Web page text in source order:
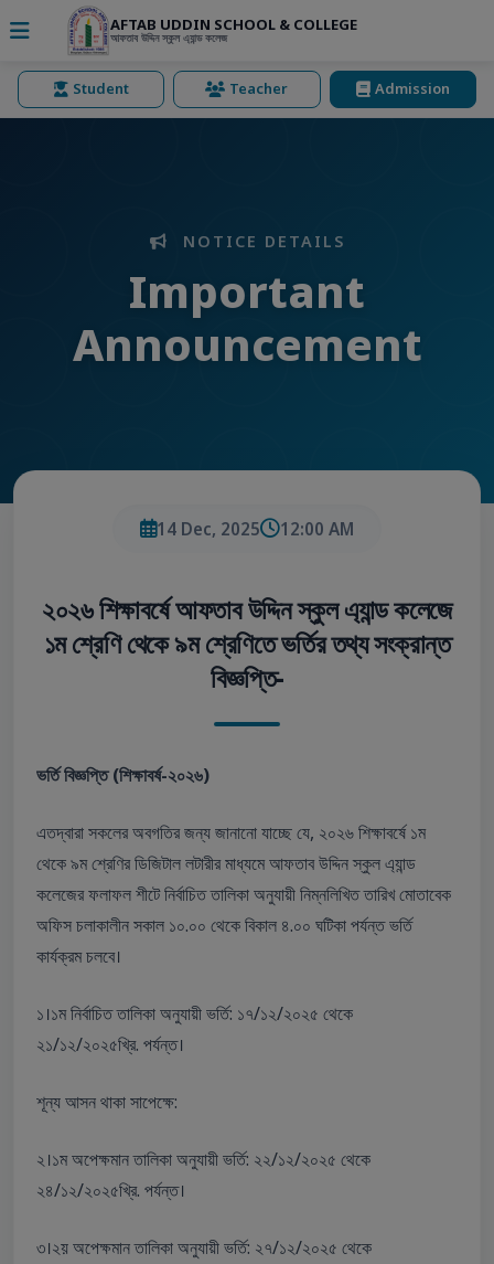
AFTAB UDDIN SCHOOL & COLLEGE
আফতাব উদ্দিন স্কুল এ্যান্ড কলেজ
Student Teacher Admission
NOTICE DETAILS
Important
Announcement
14 Dec, 2025 12:00 AM
২০২৬ শিক্ষাবর্ষে আফতাব উদ্দিন স্কুল এ্যান্ড কলেজে
১ম শ্রেণি থেকে ৯ম শ্রেণিতে ভর্তির তথ্য সংক্রান্ত
বিজ্ঞপ্তি-
ভর্তি বিজ্ঞপ্তি (শিক্ষাবর্ষ-২০২৬)
এতদ্বারা সকলের অবগতির জন্য জানানো যাচ্ছে যে, ২০২৬ শিক্ষাবর্ষে ১ম
থেকে ৯ম শ্রেণির ডিজিটাল লটারীর মাধ্যমে আফতাব উদ্দিন স্কুল এ্যান্ড
কলেজের ফলাফল শীটে নির্বাচিত তালিকা অনুযায়ী নিম্নলিখিত তারিখ মোতাবেক
অফিস চলাকালীন সকাল ১০.০০ থেকে বিকাল ৪.০০ ঘটিকা পর্যন্ত ভর্তি
কার্যক্রম চলবে।
১।১ম নির্বাচিত তালিকা অনুযায়ী ভর্তি: ১৭/১২/২০২৫ থেকে
২১/১২/২০২৫খ্রি. পর্যন্ত।
শূন্য আসন থাকা সাপেক্ষে:
২।১ম অপেক্ষমান তালিকা অনুযায়ী ভর্তি: ২২/১২/২০২৫ থেকে
২৪/১২/২০২৫খ্রি. পর্যন্ত।
৩।২য় অপেক্ষমান তালিকা অনুযায়ী ভর্তি: ২৭/১২/২০২৫ থেকে